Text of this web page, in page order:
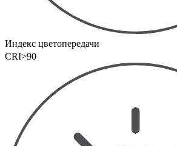
Индекс цветопередачи
CRI>90